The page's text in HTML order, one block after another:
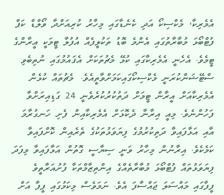
އެމެރިކާ، މެކްސިކޯ އަދި ކެނެޑާގައި މިހާރު ކުރިއަށްދާ ވޯލްޑް ކަޕް
ފުޓްބޯޅަ މުބާރާތުގައި އެންމެ ބޮޑު ތަކުލީފެއް އުފުލާ ޓީމަކީ އީރާންގެ
ޓީމެވެ. އެހެނީ އެމެރިކާގައި ކުޅޭ މެޗުތަކަށް އެޤައުމުގައި ނުތިބެވި
ސްޓޭޝަންކުރަނީ މެކްސިކޯގައިކަމަށްވާތީއެވެ. މެޗުތައް ކުޅެން
އެމެރިކާއަށް އީރާން ޓީމަށް ދަތުކުރުކުރެވެނީ 24 ގަޑިއިރަށްވާ
ފަހުންނެވެ. މިއީ އިރާނާ ދެކޮޅަށް އެމެރިކާއިން ފެށި ހަނގުރާމަ
އާއި އަޅާފައިވާ ދަތިކުރުމުގެ ފިޔަވަޅުތަކުގެ ތެރެއިން ކޮށްފައިވާ
ކަމެކެވެ. އިރާނުން މިހާރު ވަނީ ސިޔާސީ ގޮތުން އަޅާފައިވާ މިފަދަ
ފިޔަވަޅުތައް ފުޓްބޯޅަ މުބާރާތެއްގެ އިންތިޒާމްތަކާ ފުށުއަރާތީވެ
ފީފާގައި މައްސަލަ ޖައްސާފަ އެވެ. ނަމަވެސް މިކަމުގައި ފީފާ އަށް